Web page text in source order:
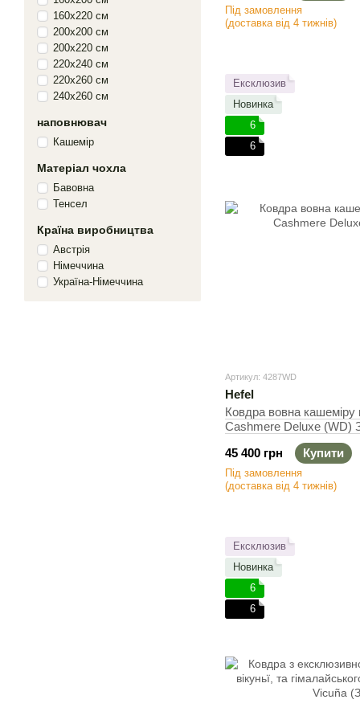
Під замовлення
(доставка від 4 тижнів)
Ексклюзив
Новинка
6
6
Артикул: 4287WD
Hefel
Ковдра вовна кашеміру
Cashmere Deluxe (WD)
Полуторний, 140х200
45 400 грн
Купити
Під замовлення
(доставка від 4 тижнів)
Ексклюзив
Новинка
6
6
160х220 см
200х200 см
200х220 см
220х240 см
220х260 см
240х260 см
наповнювач
Кашемір
Матеріал чохла
Бавовна
Тенсел
Країна виробництва
Австрія
Німеччина
Україна-Німеччина